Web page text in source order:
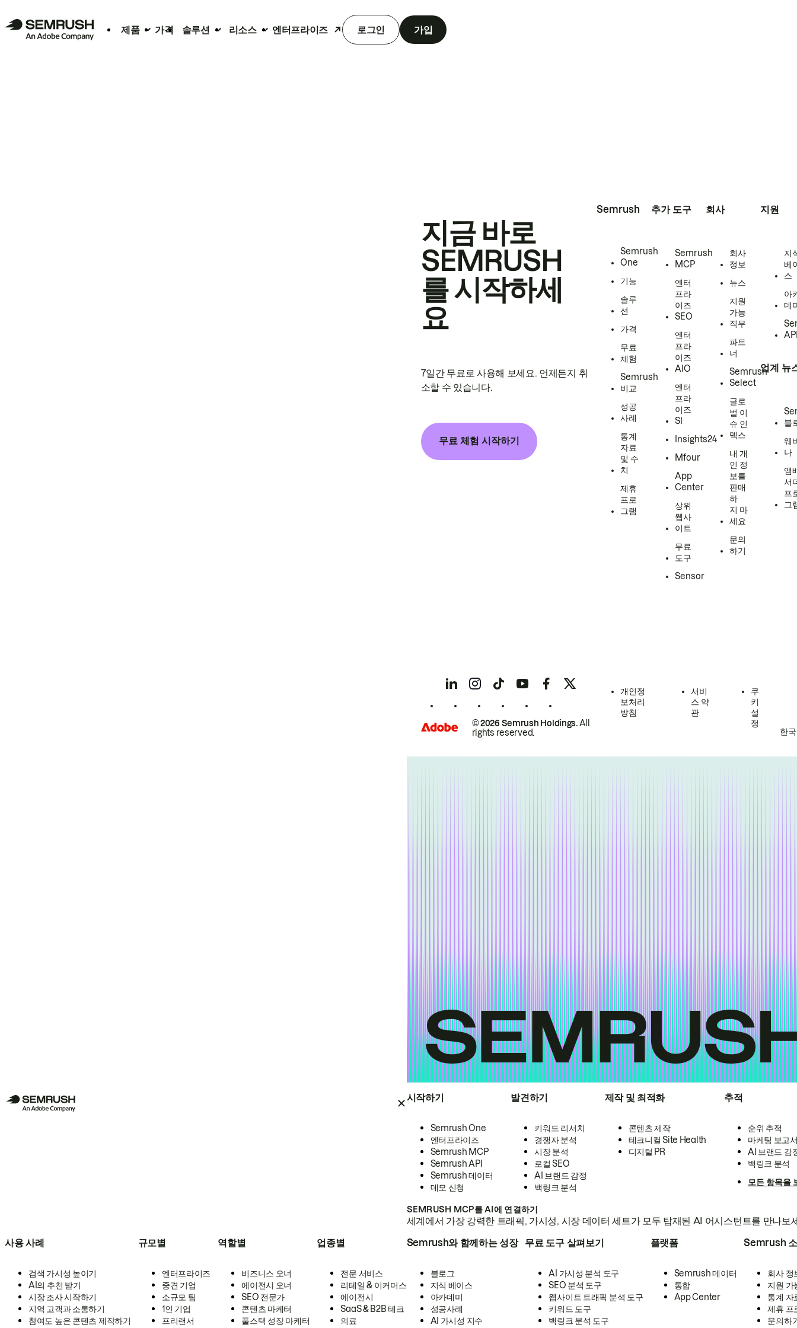
제품 가격 솔루션 리소스 엔터프라이즈 로그인 가입
시작하기
Semrush One
엔터프라이즈
Semrush MCP
Semrush API
Semrush 데이터
데모 신청
발견하기
키워드 리서치
경쟁자 분석
시장 분석
로컬 SEO
AI 브랜드 감정
백링크 분석
제작 및 최적화
콘텐츠 제작
테크니컬 Site Health
디지털 PR
추적
순위 추적
마케팅 보고
AI 브랜드 감
백링크 분석
모든 항목을
SEMRUSH MCP를 AI에 연결하기
세계에서 가장 강력한 트래픽, 가시성, 시장 데이터 세트가 모두 탑재된 AI 어시스턴트를 만나보
사용 사례
검색 가시성 높이기
AI의 추천 받기
시장 조사 시작하기
지역 고객과 소통하기
참여도 높은 콘텐츠 제작하기
규모별
엔터프라이즈
중견 기업
소규모 팀
1인 기업
프리랜서
역할별
비즈니스 오너
에이전시 오너
SEO 전문가
콘텐츠 마케터
풀스택 성장 마케터
업종별
전문 서비스
리테일 & 이커머스
에이전시
SaaS & B2B 테크
의료
Semrush와 함께하는 성장
블로그
지식 베이스
아카데미
성공사례
AI 가시성 지수
무료 도구 살펴보기
AI 가시성 분석 도구
SEO 분석 도구
웹사이트 트래픽 분석 도구
키워드 도구
백링크 분석 도구
플랫폼
Semrush 데이터
통합
App Center
Semrush
회사 정
지원 가
통계 자
제휴 프
문의하
지금 바로
SEMRUSH
를 시작하세
요
7일간 무료로 사용해 보세요. 언제든지 취
소할 수 있습니다.
무료 체험 시작하기
Semrush
Semrush
One
기능
솔루
션
가격
무료
체험
Semrush
비교
성공
사례
통계
자료
및 수
치
제휴
프로
그램
추가 도구
Semrush
MCP
엔터
프라
이즈
SEO
엔터
프라
이즈
AIO
엔터
프라
이즈
SI
Insights24
Mfour
App
Center
상위
웹사
이트
무료
도구
Sensor
회사
회사
정보
뉴스
지원
가능
직무
파트
너
Semrush
Select
글로
벌 이
슈 인
덱스
내 개
인 정
보를
판매
하
지 마
세요
문의
하기
지원
지
베
스
아
데
업계 뉴
블
웨
나
앰
서
프
그
© 2026 Semrush Holdings.All
rights reserved.
개인정
보처리
방침
서비
스 약
관
쿠
키
설
정
한